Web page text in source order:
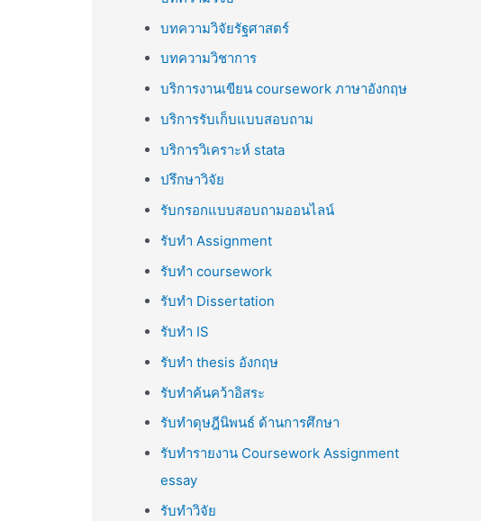
บทความวิจัยรัฐศาสตร์
บทความวิชาการ
บริการงานเขียน coursework ภาษาอังกฤษ
บริการรับเก็บแบบสอบถาม
บริการวิเคราะห์ stata
ปรึกษาวิจัย
รับกรอกแบบสอบถามออนไลน์
รับทำ Assignment
รับทำ coursework
รับทำ Dissertation
รับทำ IS
รับทำ thesis อังกฤษ
รับทำค้นคว้าอิสระ
รับทำดุษฎีนิพนธ์ ด้านการศึกษา
รับทำรายงาน Coursework Assignment
essay
รับทำวิจัย